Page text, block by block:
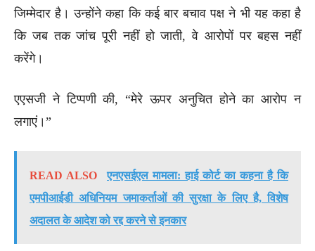
जिम्मेदार है। उन्होंने कहा कि कई बार बचाव पक्ष ने भी यह कहा है
कि जब तक जांच पूरी नहीं हो जाती, वे आरोपों पर बहस नहीं
करेंगे।
एएसजी ने टिप्पणी की, “मेरे ऊपर अनुचित होने का आरोप न
लगाएं।”
READ ALSO
एनएसईएल मामला: हाई कोर्ट का कहना है कि
एमपीआईडी अधिनियम जमाकर्ताओं की सुरक्षा के लिए है, विशेष
अदालत के आदेश को रद्द करने से इनकार